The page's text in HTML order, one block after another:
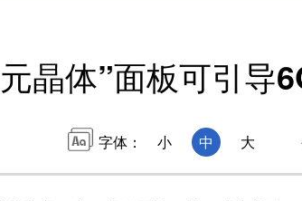
晶体”面板可引导
字体： 小 中 大